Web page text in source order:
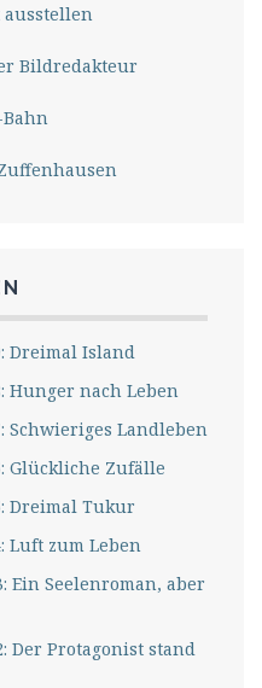
Bildredakteur
Dreimal Island
Hunger nach Leben
Schwieriges Landleben
Glückliche Zufälle
Dreimal Tukur
Luft zum Leben
Ein Seelenroman, aber
Der Protagonist stand